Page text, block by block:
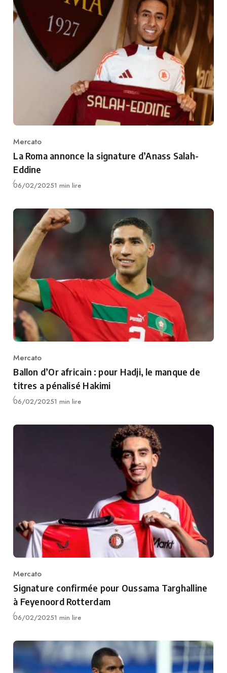
Category
Mercato
La Roma annonce la signature d’Anass Salah-
Eddine
Publié
06/02/20251 min lire
Category
Mercato
Ballon d’Or africain : pour Hadji, le manque de
titres a pénalisé Hakimi
Publié
06/02/20251 min lire
Category
Mercato
Signature confirmée pour Oussama Targhalline
à Feyenoord Rotterdam
Publié
06/02/20251 min lire